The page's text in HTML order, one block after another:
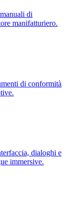
di
manifatturiero.
di conformità
dialoghi e
immersive.